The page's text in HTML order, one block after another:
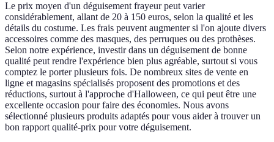
Le prix moyen d'un déguisement frayeur peut varier
considérablement, allant de 20 à 150 euros, selon la qualité et les
détails du costume. Les frais peuvent augmenter si l'on ajoute divers
accessoires comme des masques, des perruques ou des prothèses.
Selon notre expérience, investir dans un déguisement de bonne
qualité peut rendre l'expérience bien plus agréable, surtout si vous
comptez le porter plusieurs fois. De nombreux sites de vente en
ligne et magasins spécialisés proposent des promotions et des
réductions, surtout à l'approche d'Halloween, ce qui peut être une
excellente occasion pour faire des économies. Nous avons
sélectionné plusieurs produits adaptés pour vous aider à trouver un
bon rapport qualité-prix pour votre déguisement.